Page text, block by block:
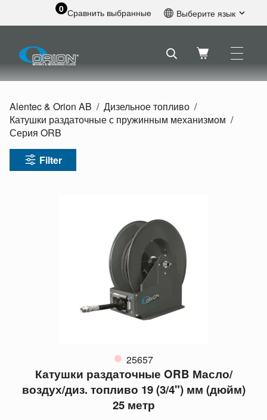
0 Сравнить выбранные Выберите язык
Шведский
Голландский
Немецкий
Alentec & Orion AB
Дизельное топливо
Катушки раздаточные с пружинным механизмом
Серия ORB
Filter
25657
Катушки раздаточные ORB Масло/
воздух/диз. топливо 19 (3/4") мм (дюйм)
25 метр